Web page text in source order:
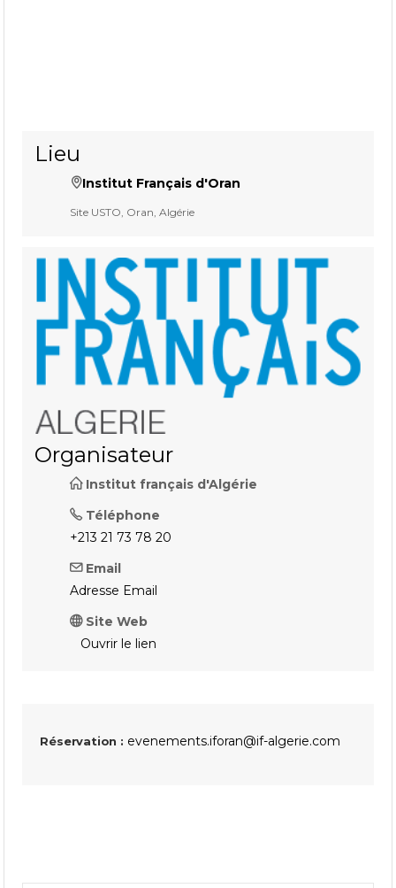
Lieu
Institut Français d'Oran
Site USTO, Oran, Algérie
Organisateur
Institut français d'Algérie
Téléphone
+213 21 73 78 20
Email
Adresse Email
Site Web
Ouvrir le lien
Réservation : evenements.iforan@if-algerie.com